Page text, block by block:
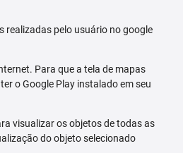
realizadas pelo usuário no google
Para que a tela de mapas
o Google Play instalado em seu
visualizar os objetos de todas as
do objeto selecionado